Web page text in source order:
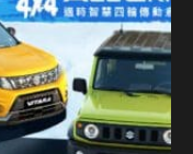
受台灣消費者的喜愛